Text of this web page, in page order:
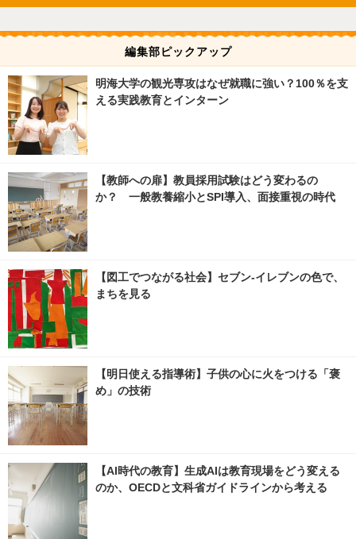
編集部ピックアップ
明海大学の観光専攻はなぜ就職に強い？100％を支
える実践教育とインターン
【教師への扉】教員採用試験はどう変わるの
か？ 一般教養縮小とSPI導入、面接重視の時代
【図工でつながる社会】セブン‐イレブンの色で、
まちを見る
【明日使える指導術】子供の心に火をつける「褒
め」の技術
【AI時代の教育】生成AIは教育現場をどう変える
のか、OECDと文科省ガイドラインから考える